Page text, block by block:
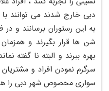
دبی خارج شدند می توانند
به این رستوران برسانند و
شن ها قرار بگیرند و
بهره ببرند و البته نا گفته
سرگرم نمودن افراد و
سواری مخصوص شهر دبی را